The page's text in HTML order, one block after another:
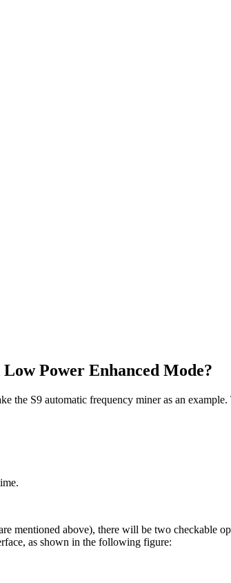
Power Enhanced Mode?
the S9 automatic frequency miner as an example.
mentioned above), there will be two checkable
as shown in the following figure: